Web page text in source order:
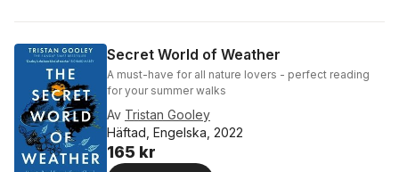
Secret World of Weather
A must-have for all nature lovers - perfect reading
for your summer walks
Av Tristan Gooley
Häftad, Engelska, 2022
165 kr